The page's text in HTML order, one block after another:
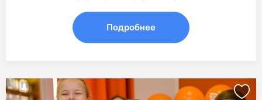
Подробнее